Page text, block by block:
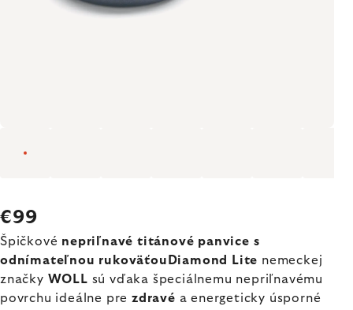
€99
Špičkové nepriľnavé titánové panvice s
odnímateľnou rukoväťouDiamond Lite nemeckej
značky WOLL sú vďaka špeciálnemu nepriľnavému
povrchu ideálne prezdravé a energeticky úsporné